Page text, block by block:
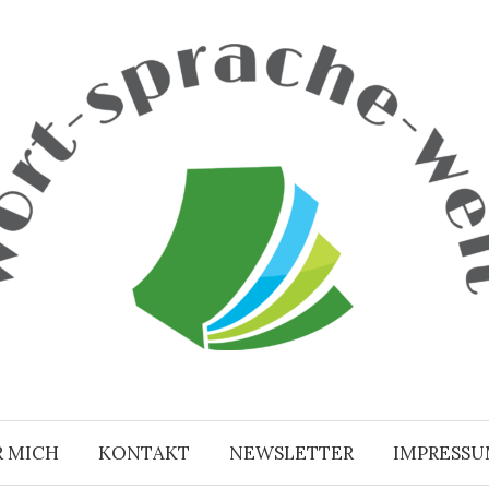
MICH KONTAKT NEWSLETTER